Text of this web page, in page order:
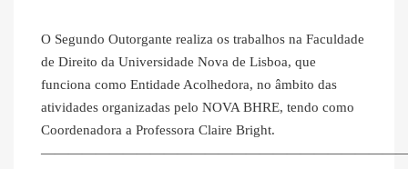
O Segundo Outorgante realiza os trabalhos na Faculdade
de Direito da Universidade Nova de Lisboa, que
funciona como Entidade Acolhedora, no âmbito das
atividades organizadas pelo NOVA BHRE, tendo como
Coordenadora a Professora Claire Bright.